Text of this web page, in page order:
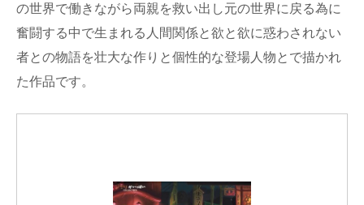
の世界で働きながら両親を救い出し元の世界に戻る為に
奮闘する中で生まれる人間関係と欲と欲に惑わされない
者との物語を壮大な作りと個性的な登場人物とで描かれ
た作品です。